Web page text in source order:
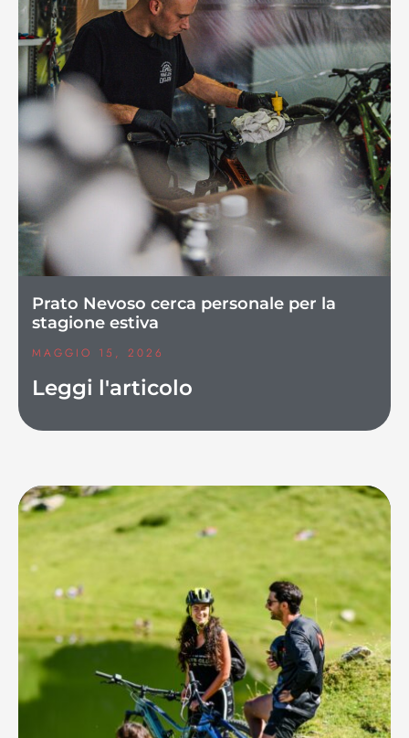
Prato Nevoso cerca personale per la
stagione estiva
MAGGIO 15, 2026
Leggi l'articolo